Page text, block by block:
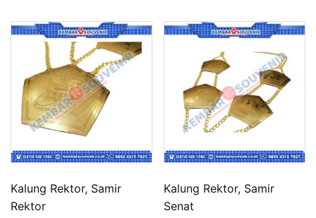
Kalung Rektor, Samir
Rektor
Kalung Rektor, Samir
Senat